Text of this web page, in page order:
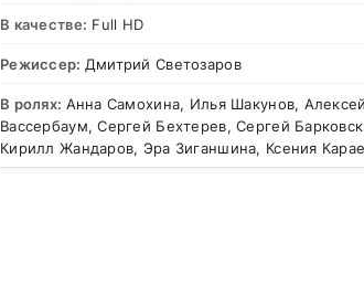
В качестве: Full HD
Режиссер: Дмитрий Светозаров
В ролях: Анна Самохина, Илья Шакунов,
Вассербаум, Сергей Бехтерев, Сергей
Кирилл Жандаров, Эра Зиганшина, Ксения